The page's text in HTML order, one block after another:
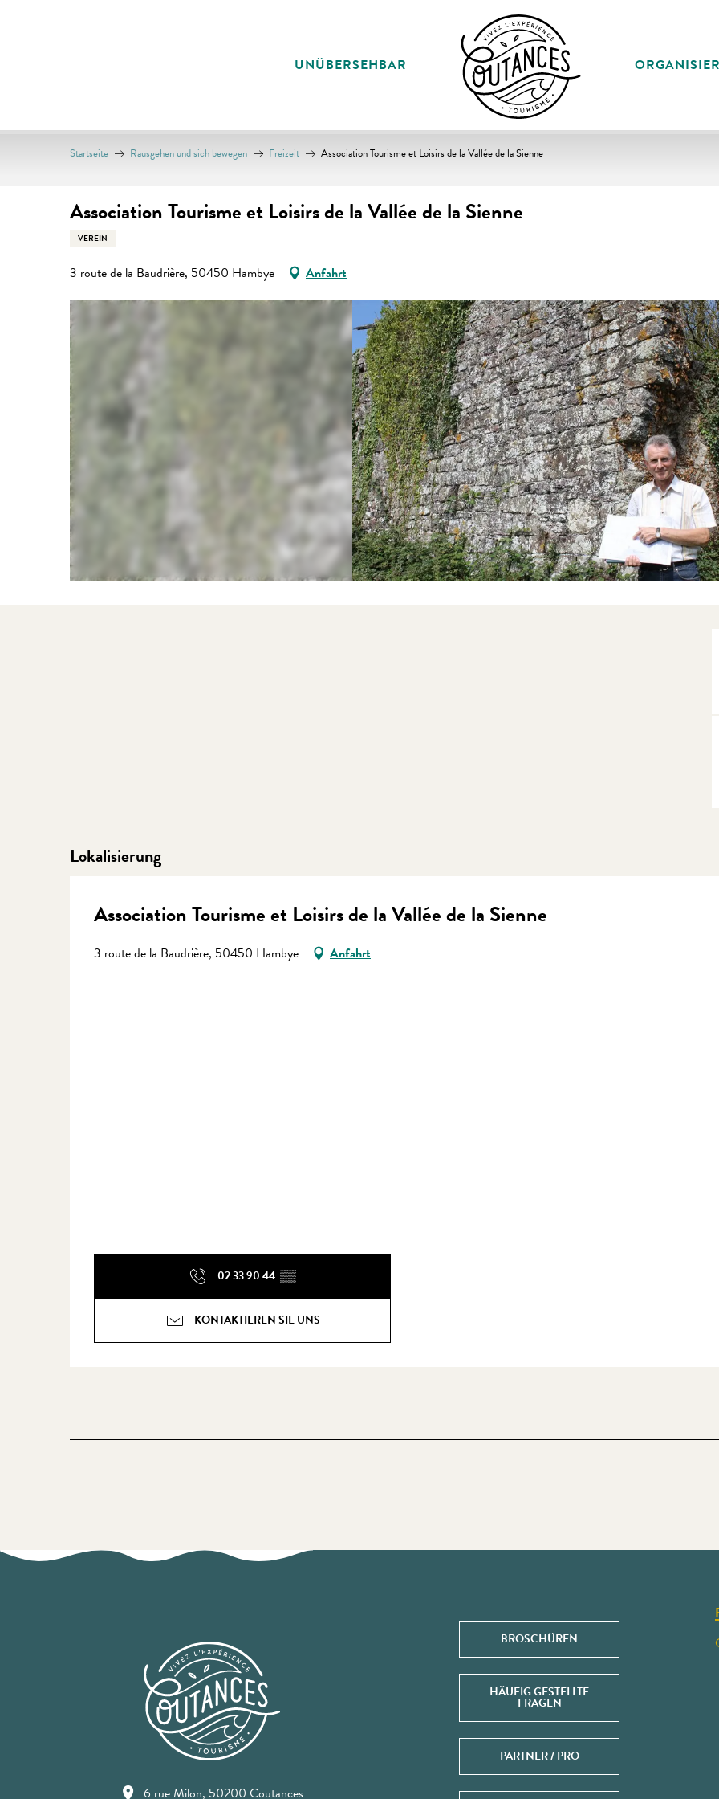
UNÜBERSEHBAR
Startseite Rausgehen und sich bewegen Freizeit Association Tourisme et Loisirs de la Vallée de la Sienne
Association Tourisme et Loisirs de la Vallée de la Sienne
VEREIN
3 route de la Baudrière, 50450 Hambye Anfahrt
Lokalisierung
Association Tourisme et Loisirs de la Vallée de la Sienne
3 route de la Baudrière, 50450 Hambye Anfahrt
02 33 90 44 ▒▒
KONTAKTIEREN SIE UNS
6 rue Milon, 50200 Coutances
BROSCHÜREN
HÄUFIG GESTELLTE
FRAGEN
PARTNER / PRO